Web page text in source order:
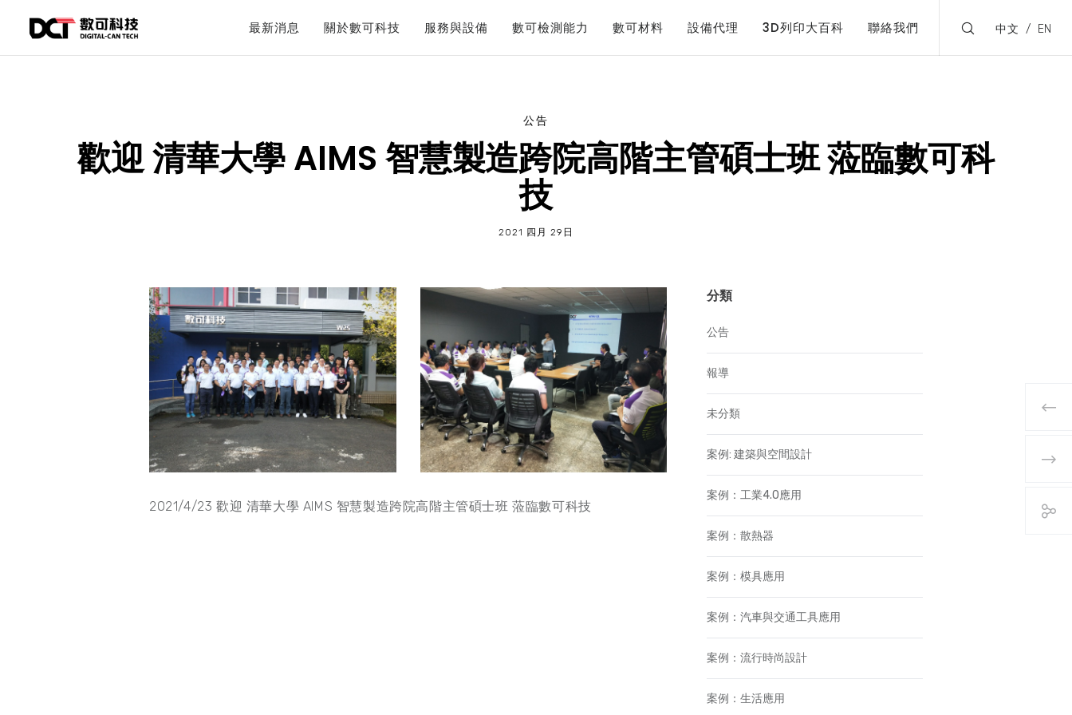
中文 EN
最新消息 關於數可科技 服務與設備 數可檢測能力 數可材料 設備代理 3D列印大百科 聯絡我們
公告
歡迎 清華大學 AIMS 智慧製造跨院高階主管碩士班 蒞臨數可科
技
2021 四月 29日
2021/4/23 歡迎 清華大學 AIMS 智慧製造跨院高階主管碩士班 蒞臨數可科技
分類
公告
報導
未分類
案例: 建築與空間設計
案例：工業4.0應用
案例：散熱器
案例：模具應用
案例：汽車與交通工具應用
案例：流行時尚設計
案例：生活應用